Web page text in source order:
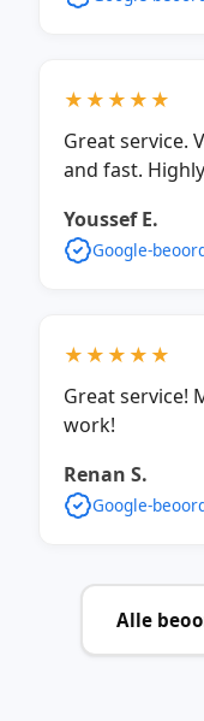
★★★★★
Great service.
and fast.
Youssef E.
Google-
★★★★★
Great service!
work!
Renan S.
Google-
Alle